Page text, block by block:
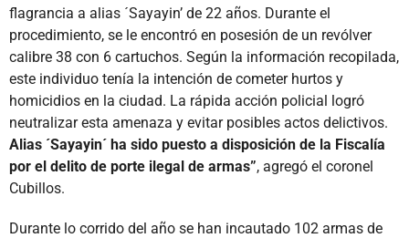
flagrancia a alias ´Sayayin’ de 22 años. Durante el
procedimiento, se le encontró en posesión de un revólver
calibre 38 con 6 cartuchos. Según la información recopilada,
este individuo tenía la intención de cometer hurtos y
homicidios en la ciudad. La rápida acción policial logró
neutralizar esta amenaza y evitar posibles actos delictivos.
Alias ´Sayayin´ ha sido puesto a disposición de la Fiscalía
por el delito de porte ilegal de armas”, agregó el coronel
Cubillos.
Durante lo corrido del año se han incautado 102 armas de